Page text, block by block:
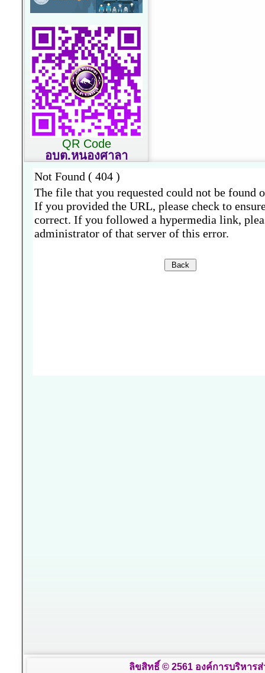
QR Code
อบต.หนองศาลา
ลิขสิทธิ์ © 2561 องค์การบริหาร